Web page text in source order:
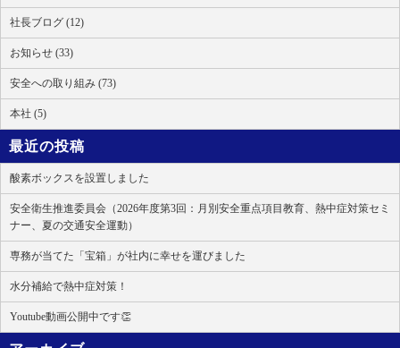
社長ブログ (12)
お知らせ (33)
安全への取り組み (73)
本社 (5)
最近の投稿
酸素ボックスを設置しました
安全衛生推進委員会（2026年度第3回：月別安全重点項目教育、熱中症対策セミ
ナー、夏の交通安全運動）
専務が当てた「宝箱」が社内に幸せを運びました
水分補給で熱中症対策！
Youtube動画公開中です👏